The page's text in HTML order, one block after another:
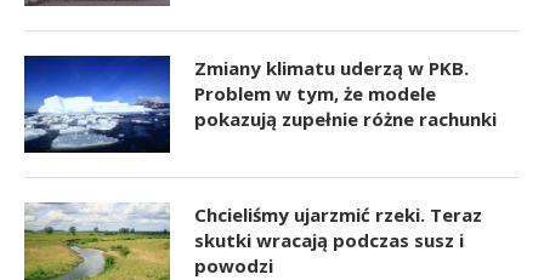
Zmiany klimatu uderzą w PKB.
Problem w tym, że modele
pokazują zupełnie różne rachunki
Chcieliśmy ujarzmić rzeki. Teraz
skutki wracają podczas susz i
powodzi